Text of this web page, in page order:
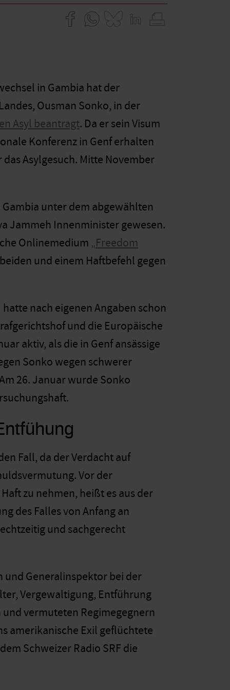
in Gambia hat der
Ousman Sonko, in der
Asyl beantragt. Da er sein Visum
Konferenz in Genf erhalten
Asylgesuch. Mitte November
Gambia unter dem abgewählten
Jammeh Innenminister gewesen.
Onlinemedium „Freedom
und einem Haftbefehl gegen
nach eigenen Angaben schon
und die Europäische
aktiv, als die in Genf ansässige
Sonko wegen schwerer
26. Januar wurde Sonko
Fall, da der Verdacht auf
Vor der
zu nehmen, heißt es aus der
des Falles von Anfang an
und sachgerecht
und Generalinspektor bei der
Vergewaltigung, Entführung
vermuteten Regimegegnern
amerikanische Exil geflüchtete
Schweizer Radio SRF die